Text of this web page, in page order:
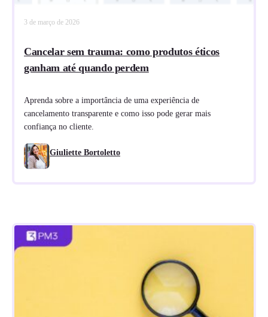
3 de março de 2026
Cancelar sem trauma: como produtos éticos
ganham até quando perdem
Aprenda sobre a importância de uma experiência de
cancelamento transparente e como isso pode gerar mais
confiança no cliente.
Giuliette Bortoletto